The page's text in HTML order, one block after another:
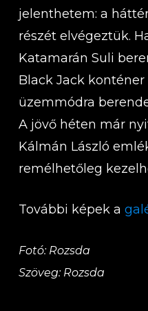
jelenthetem: a
részét elvégeztük.
Katamarán Suli
Black Jack
üzemmódra
A jövő héten már
Kálmán László
remélhetőleg
További képek a
Fotó: Rozsda
Szöveg: Rozsda